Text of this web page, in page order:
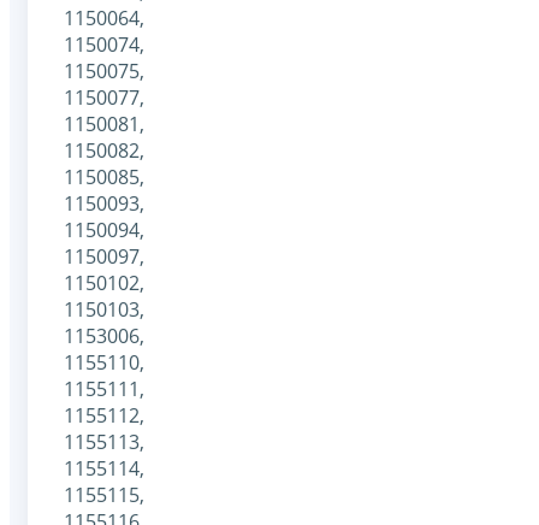
1150064,
1150074,
1150075,
1150077,
1150081,
1150082,
1150085,
1150093,
1150094,
1150097,
1150102,
1150103,
1153006,
1155110,
1155111,
1155112,
1155113,
1155114,
1155115,